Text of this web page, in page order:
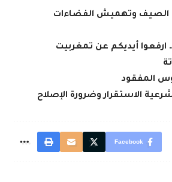
الصيف وتهميش الفضاءات
ارفعوا أيديكم عن تمغربيت
المفقود
الاستقرار وضرورة الإصلاح
Facebook